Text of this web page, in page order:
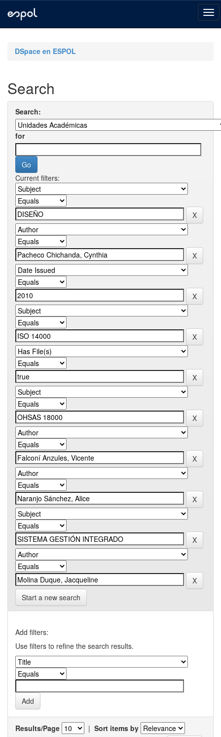
navigationDSpace en ESPOL
Search
Search:
for
Current filters:
Start a new search
Add filters:
Use filters to refine the search results.
Results/Page | Sort items by